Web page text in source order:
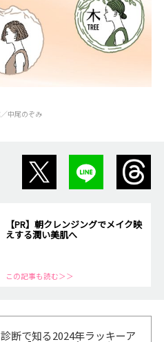
中尾のぞみ
【PR】朝クレンジングでメイク映
えする潤い美肌へ
この記事も読む＞＞
断で知る2024年ラッキーア